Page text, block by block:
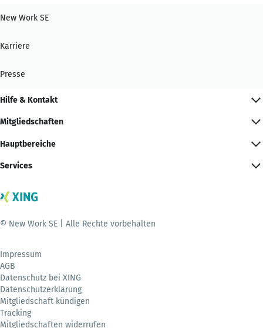
New Work SE
Karriere
Presse
Hilfe & Kontakt
Mitgliedschaften
Hauptbereiche
Services
© New Work SE | Alle Rechte vorbehalten
Impressum
AGB
Datenschutz bei XING
Datenschutzerklärung
Mitgliedschaft kündigen
Tracking
Mitgliedschaften widerrufen